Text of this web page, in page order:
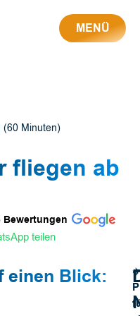
MENÜ
(60 Minuten)
fliegen ab
Bewertungen
teilen
einen Blick: